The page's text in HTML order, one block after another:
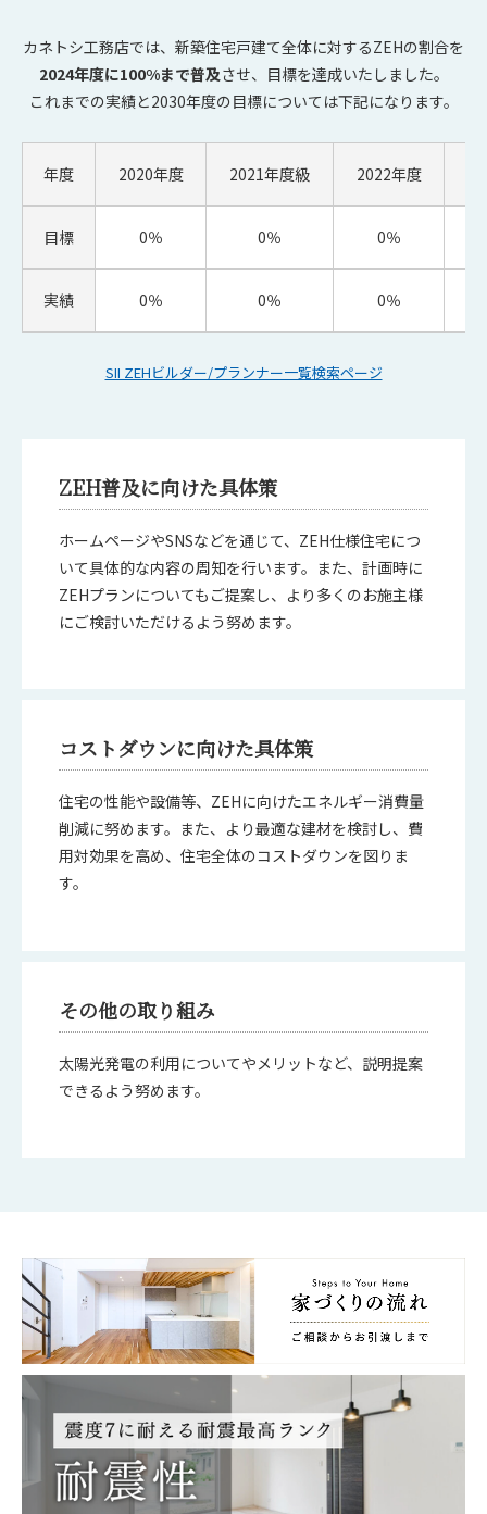
カネトシ工務店では、新築住宅戸建て全体に対するZEHの割合を
2024年度に100%まで普及させ、目標を達成いたしました。
これまでの実績と2030年度の目標については下記になります。
年度 2020年度 2021年度級 2022年度
目標 0％ 0％ 0％
実績 0％ 0％ 0％
SII ZEHビルダー/プランナー一覧検索ページ
ZEH普及に向けた具体策
ホームページやSNSなどを通じて、ZEH仕様住宅につ
いて具体的な内容の周知を行います。また、計画時に
ZEHプランについてもご提案し、より多くのお施主様
にご検討いただけるよう努めます。
コストダウンに向けた具体策
住宅の性能や設備等、ZEHに向けたエネルギー消費量
削減に努めます。また、より最適な建材を検討し、費
用対効果を高め、住宅全体のコストダウンを図りま
す。
その他の取り組み
太陽光発電の利用についてやメリットなど、説明提案
できるよう努めます。